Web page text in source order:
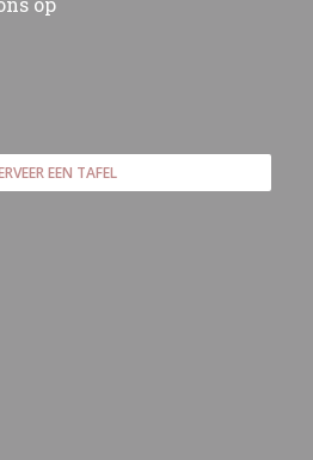
EEN TAFEL
nieuw venster))
in een nieuw venster))